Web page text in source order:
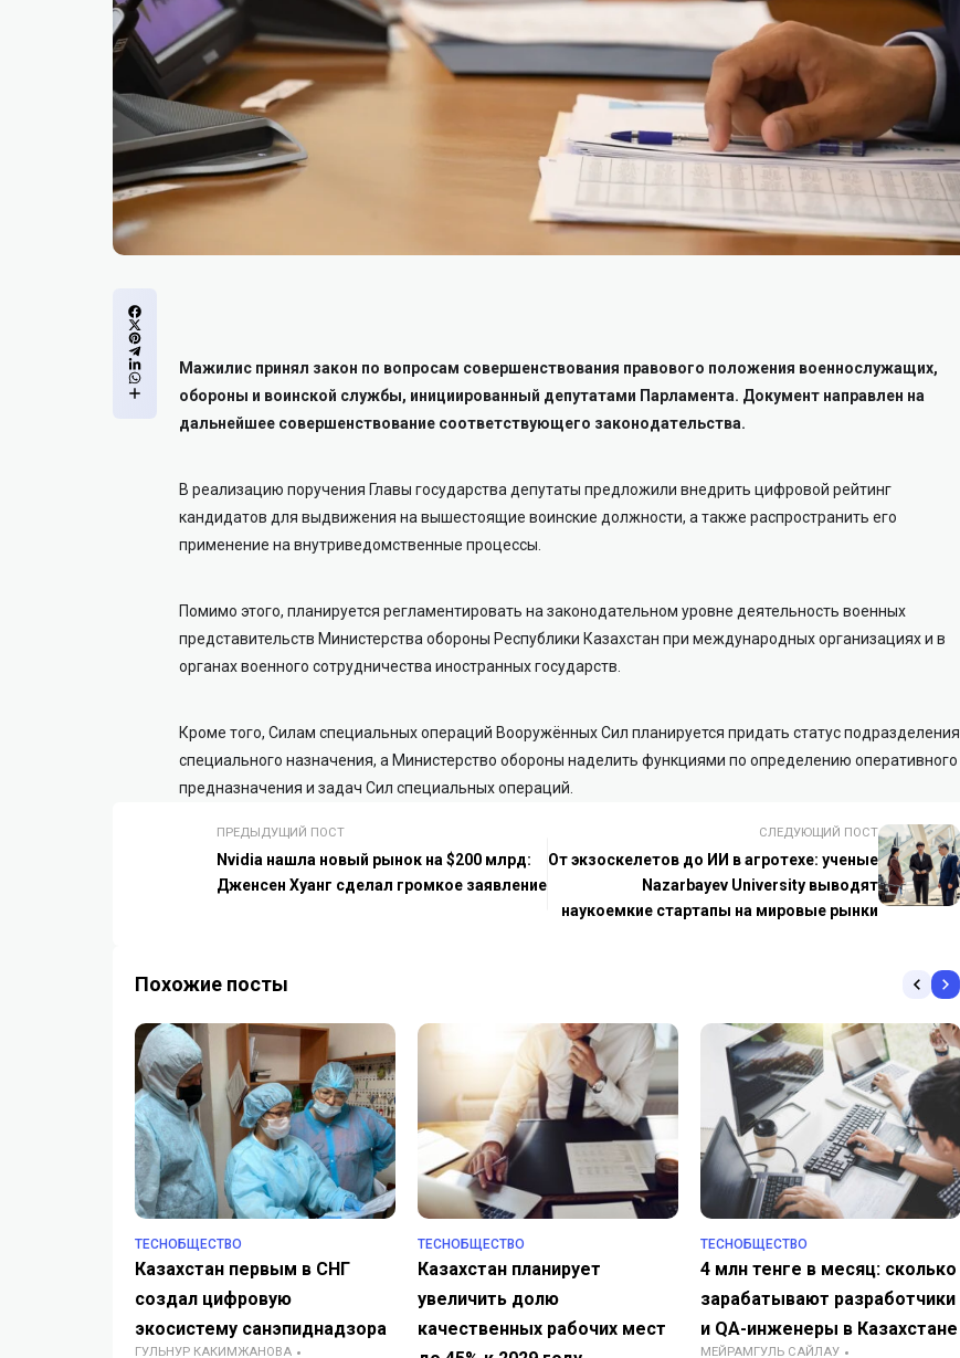
Мажилис принял закон по вопросам совершенствования правового положения военнослужащих,
обороны и воинской службы, инициированный депутатами Парламента. Документ направлен на
дальнейшее совершенствование соответствующего законодательства.
В реализацию поручения Главы государства депутаты предложили внедрить цифровой рейтинг
кандидатов для выдвижения на вышестоящие воинские должности, а также распространить его
применение на внутриведомственные процессы.
Помимо этого, планируется регламентировать на законодательном уровне деятельность военных
представительств Министерства обороны Республики Казахстан при международных организациях и в
органах военного сотрудничества иностранных государств.
Кроме того, Силам специальных операций Вооружённых Сил планируется придать статус подразделения
специального назначения, а Министерство обороны наделить функциями по определению оперативного
предназначения и задач Сил специальных операций.
ПРЕДЫДУЩИЙ ПОСТ
Nvidia нашла новый рынок на $200 млрд:
Дженсен Хуанг сделал громкое заявление
СЛЕДУЮЩИЙ ПОСТ
От экзоскелетов до ИИ в агротехе: ученые
Nazarbayev University выводят
наукоемкие стартапы на мировые рынки
Похожие посты
TECHОБЩЕСТВО
Казахстан первым в СНГ
создал цифровую
экосистему санэпиднадзора
ГУЛЬНУР КАКИМЖАНОВА
TECHОБЩЕСТВО
Казахстан планирует
увеличить долю
качественных рабочих мест
TECHОБЩЕСТВО
4 млн тенге в месяц: сколько
зарабатывают разработчики
и QA-инженеры в Казахстане
МЕЙРАМГУЛЬ САЙЛАУ